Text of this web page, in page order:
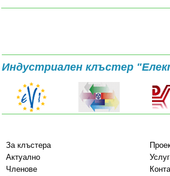
Индустриален клъстер
За клъстера
Актуално
Членове